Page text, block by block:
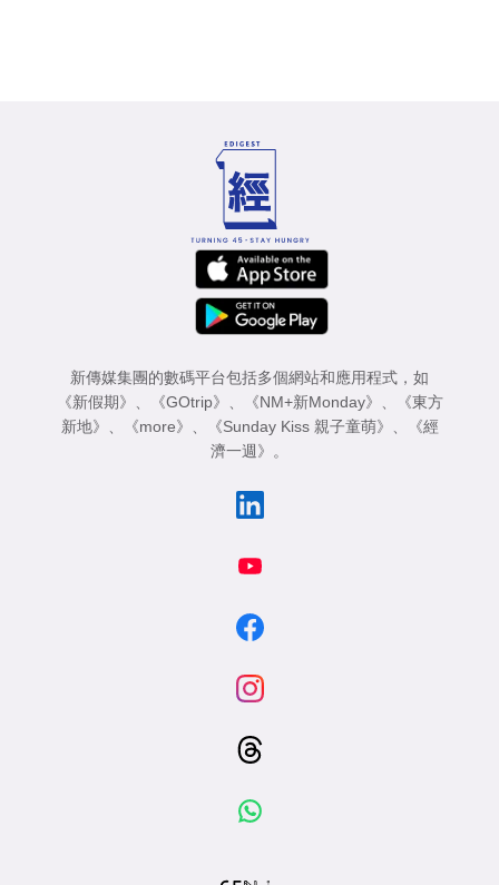
新傳媒集團的數碼平台包括多個網站和應用程式，如
《新假期》
《GOtrip》 《NM+新Monday》
《東方
新地》
《more》 《Sunday Kiss 親子童萌》
《經
濟一週》
。